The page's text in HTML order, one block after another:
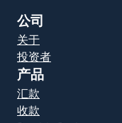
公司
关于
投资者
产品
汇款
收款